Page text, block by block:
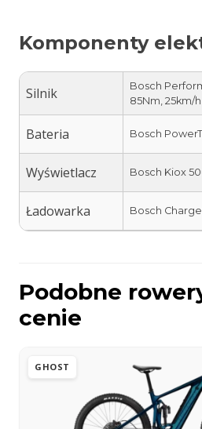
Komponenty
Silnik
Bosch
85Nm, 25km/h
Bateria Bosch
Wyświetlacz Bosch Kiox
Ładowarka Bosch
Podobne
cenie
GHOST